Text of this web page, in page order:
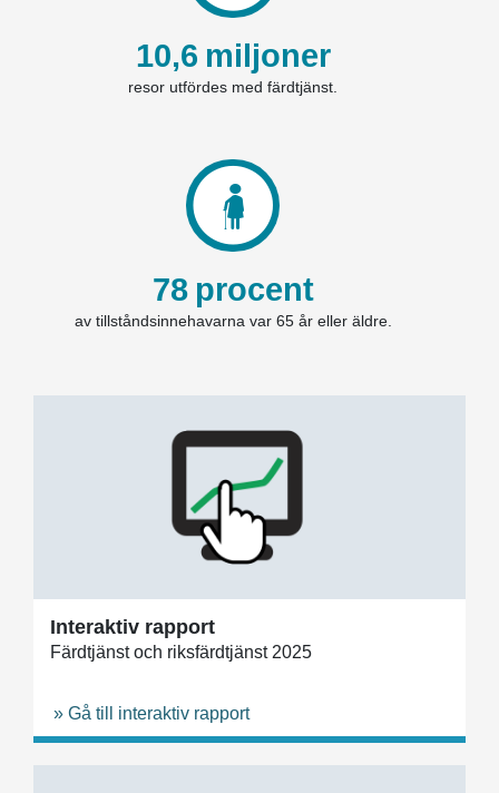
10,6 miljoner
resor utfördes med färdtjänst.
78 procent
av tillståndsinnehavarna var 65 år eller äldre.
Interaktiv rapport
Färdtjänst och riksfärdtjänst 2025
» Gå till interaktiv rapport